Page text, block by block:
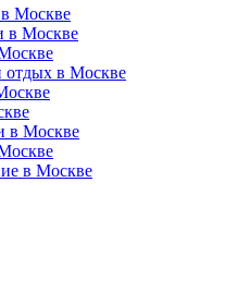
Москве
в Москве
отдых в Москве
в Москве
в Москве